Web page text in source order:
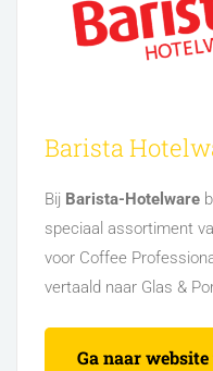
Barista
Bij Barista-Hotelware
speciaal assortiment
voor Coffee
vertaald naar Glas &
Ga naar